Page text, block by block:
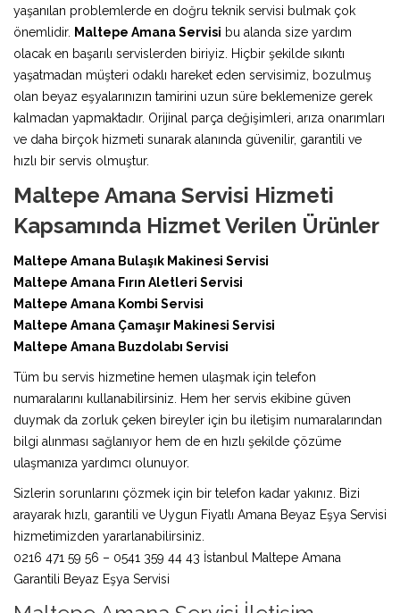
yaşanılan problemlerde en doğru teknik servisi bulmak çok
önemlidir. Maltepe Amana Servisi bu alanda size yardım
olacak en başarılı servislerden biriyiz. Hiçbir şekilde sıkıntı
yaşatmadan müşteri odaklı hareket eden servisimiz, bozulmuş
olan beyaz eşyalarınızın tamirini uzun süre beklemenize gerek
kalmadan yapmaktadır. Orijinal parça değişimleri, arıza onarımları
ve daha birçok hizmeti sunarak alanında güvenilir, garantili ve
hızlı bir servis olmuştur.
Maltepe Amana Servisi Hizmeti
Kapsamında Hizmet Verilen Ürünler
Maltepe Amana Bulaşık Makinesi Servisi
Maltepe Amana Fırın Aletleri Servisi
Maltepe Amana Kombi Servisi
Maltepe Amana Çamaşır Makinesi Servisi
Maltepe Amana Buzdolabı Servisi
Tüm bu servis hizmetine hemen ulaşmak için telefon
numaralarını kullanabilirsiniz. Hem her servis ekibine güven
duymak da zorluk çeken bireyler için bu iletişim numaralarından
bilgi alınması sağlanıyor hem de en hızlı şekilde çözüme
ulaşmanıza yardımcı olunuyor.
Sizlerin sorunlarını çözmek için bir telefon kadar yakınız. Bizi
arayarak hızlı, garantili ve Uygun Fiyatlı Amana Beyaz Eşya Servisi
hizmetimizden yararlanabilirsiniz.
0216 471 59 56 – 0541 359 44 43 İstanbul Maltepe Amana
Garantili Beyaz Eşya Servisi